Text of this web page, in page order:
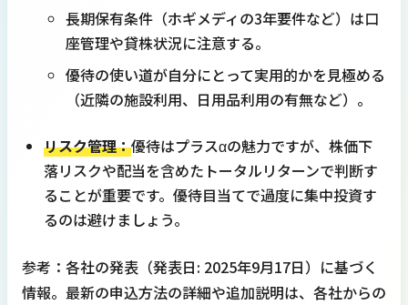
長期保有条件（ホギメディの3年要件など）は口
座管理や貸株状況に注意する。
優待の使い道が自分にとって実用的かを見極める
（近隣の施設利用、日用品利用の有無など）。
リスク管理：優待はプラスαの魅力ですが、株価下
落リスクや配当を含めたトータルリターンで判断す
ることが重要です。優待目当てで過度に集中投資す
るのは避けましょう。
参考：各社の発表（発表日: 2025年9月17日）に基づく
情報。最新の申込方法の詳細や追加説明は、各社からの